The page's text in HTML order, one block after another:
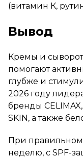
(витамин К,
Вывод
Кремы и
помогают
глубже и
2026 году
бренды CELIMAX,
SKIN, а также
При правильном
неделю, с SPF-